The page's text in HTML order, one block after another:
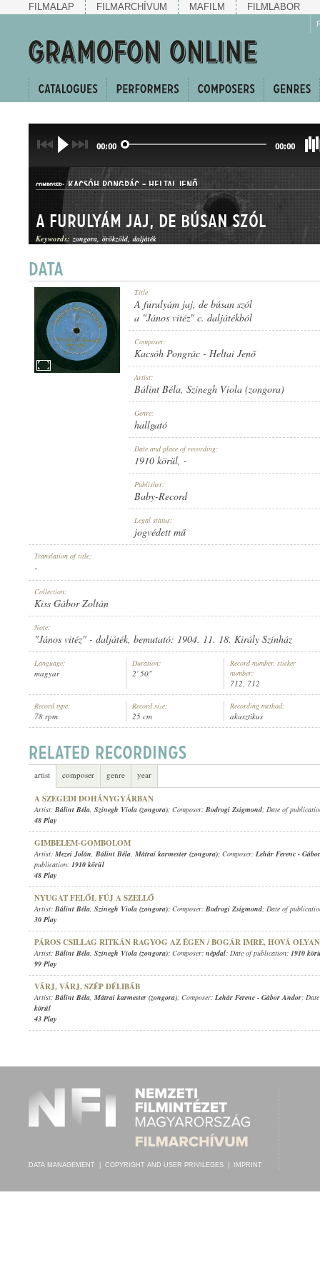
FILMALAP FILMARCHÍVUM MAFILM FILMLABOR
00:00 00:00
ARTIST: SZINEGH VIOLA (ZONGORA)
COMPOSER: KACSÓH PONGRÁC - HELTAI JENŐ
HALLGATÓ
712
A furulyám jaj, de búsan szól
Keywords: zongora örökzöld daljáték
Title
A furulyám jaj, de búsan szól
a "János vitéz" c. daljátékból
Composer:
Kacsóh Pongrác - Heltai Jenő
Artist:
Bálint Béla, Szinegh Viola (zongora)
Genre:
hallgató
Date and place of recording:
1910 körül, -
Publisher:
Baby-Record
Legal status:
jogvédett mű
Translation of title:
-
Collection:
Kiss Gábor Zoltán
Note:
"János vitéz" - daljáték, bemutató: 1904. 11. 18. Király Színház
Language:
magyar
Duration:
2' 50"
Record number, sticker
number:
712, 712
Record type:
78 rpm
Record size:
25 cm
Recording method:
akusztikus
artist composer genre year
A SZEGEDI DOHÁNYGYÁRBAN
Artist: Bálint Béla, Szinegh Viola (zongora); Composer: Bodrogi Zsigmond; Date of
48 Play
GIMBELEM-GOMBOLOM
Artist: Mezei Jolán, Bálint Béla, Mátrai karmester (zongora); Composer: Lehár Ferenc -
publication: 1910 körül
48 Play
NYUGAT FELŐL FÚJ A SZELLŐ
Artist: Bálint Béla, Szinegh Viola (zongora); Composer: Bodrogi Zsigmond; Date of
30 Play
PÁROS CSILLAG RITKÁN RAGYOG AZ ÉGEN / BOGÁR IMRE, HOVÁ
Artist: Bálint Béla, Szinegh Viola (zongora); Composer: népdal; Date of publication: 1910
99 Play
VÁRJ, VÁRJ, SZÉP DÉLIBÁB
Artist: Bálint Béla, Mátrai karmester (zongora); Composer: Lehár Ferenc - Gábor Andor;
körül
43 Play
DATA MANAGEMENT COPYRIGHT AND USER PRIVILEGES IMPRINT